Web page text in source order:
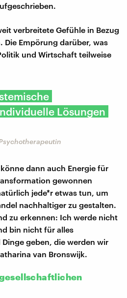
verbreitete Gefühle in Bezug
Die Empörung darüber, was
und Wirtschaft teilweise
Lösungen
dann auch Energie für
gewonnen
jede*r etwas tun, um
nachhaltiger zu gestalten.
zu erkennen: Ich werde nicht
bin nicht für alles
geben, die werden wir
van Bronswijk.